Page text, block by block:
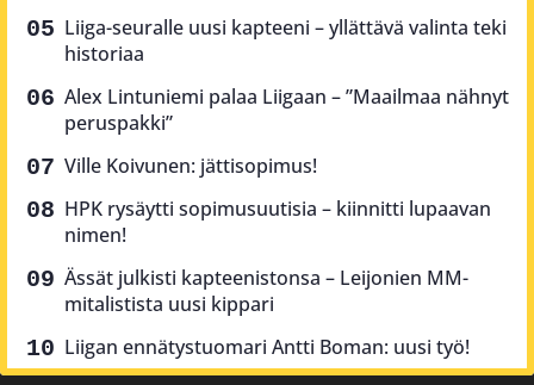
Liiga-seuralle uusi kapteeni – yllättävä valinta teki
historiaa
Alex Lintuniemi palaa Liigaan – ”Maailmaa nähnyt
peruspakki”
Ville Koivunen: jättisopimus!
HPK rysäytti sopimusuutisia – kiinnitti lupaavan
nimen!
Ässät julkisti kapteenistonsa – Leijonien MM-
mitalistista uusi kippari
Liigan ennätystuomari Antti Boman: uusi työ!